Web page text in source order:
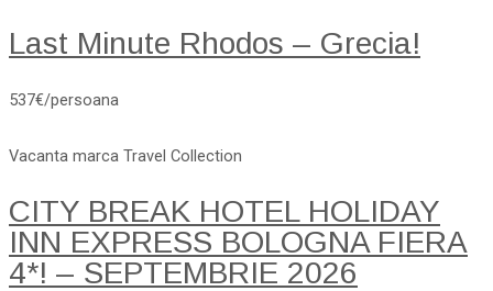
Last Minute Rhodos – Grecia!
537€/persoana
Vacanta marca Travel Collection
CITY BREAK HOTEL HOLIDAY
INN EXPRESS BOLOGNA FIERA
4*! – SEPTEMBRIE 2026